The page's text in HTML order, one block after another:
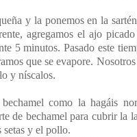
y la ponemos en la
agregamos el ajo
5 minutos. Pasado este
que se evapore.
y níscalos.
como la hagáis
de bechamel para cubrir la
setas y el pollo.